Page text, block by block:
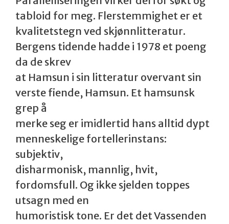
tabloid for meg. Flerstemmighet er et
kvalitetstegn ved skjønnlitteratur.
Bergens tidende hadde i 1978 et poeng
da de skrev
at Hamsun i sin litteratur overvant sin
verste fiende, Hamsun. Et hamsunsk
grep å
merke seg er imidlertid hans alltid dypt
menneskelige fortellerinstans:
subjektiv,
disharmonisk, mannlig, hvit,
fordomsfull. Og ikke sjelden toppes
utsagn med en
humoristisk tone. Er det det Vassenden